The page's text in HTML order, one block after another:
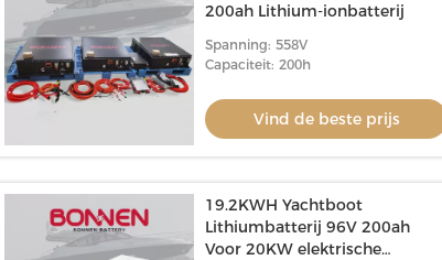
200ah Lithium-ionbatterij
Spanning: 558V
Capaciteit: 200h
Vind de beste prijs
19.2KWH Yachtboot
Lithiumbatterij 96V 200ah
Voor 20KW elektrische